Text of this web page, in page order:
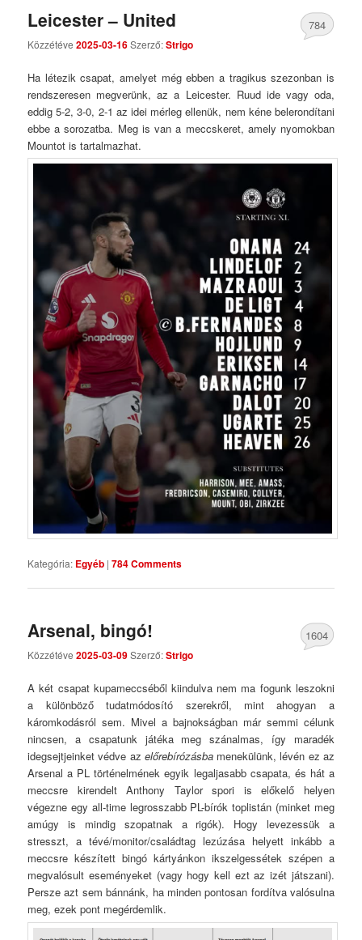
Leicester – United
Közzétéve2025-03-16Szerző:Strigo
784
Ha létezik csapat, amelyet még ebben a tragikus szezonban is
rendszeresen megverünk, az a Leicester. Ruud ide vagy oda,
eddig 5-2, 3-0, 2-1 az idei mérleg ellenük, nem kéne belerondítani
ebbe a sorozatba. Meg is van a meccskeret, amely nyomokban
Mountot is tartalmazhat.
Kategória: Egyéb |784 Comments
Arsenal, bingó!
Közzétéve2025-03-09Szerző:Strigo
1604
A két csapat kupameccséből kiindulva nem ma fogunk leszokni
a különböző tudatmódosító szerekről, mint ahogyan a
káromkodásról sem. Mivel a bajnokságban már semmi célunk
nincsen, a csapatunk játéka meg szánalmas, így maradék
idegsejtjeinket védve az előrebírózásbamenekülünk, lévén ez az
Arsenal a PL történelmének egyik legaljasabb csapata, és hát a
meccsre kirendelt Anthony Taylor spori is előkelő helyen
végezne egy all-time legrosszabb PL-bírók toplistán (minket meg
amúgy is mindig szopatnak a rigók). Hogy levezessük a
stresszt, a tévé/monitor/családtag lezúzása helyett inkább a
meccsre készített bingó kártyánkon ikszelgessétek szépen a
megvalósult eseményeket (vagy hogy kell ezt az izét játszani).
Persze azt sem bánnánk, ha minden pontosan fordítva valósulna
meg, ezek pont megérdemlik.